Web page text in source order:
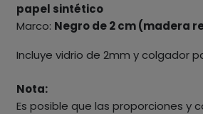
papel sintético
Marco: Negro de 2 cm (madera
Incluye vidrio de 2mm y colgador
Nota:
Es posible que las proporciones y